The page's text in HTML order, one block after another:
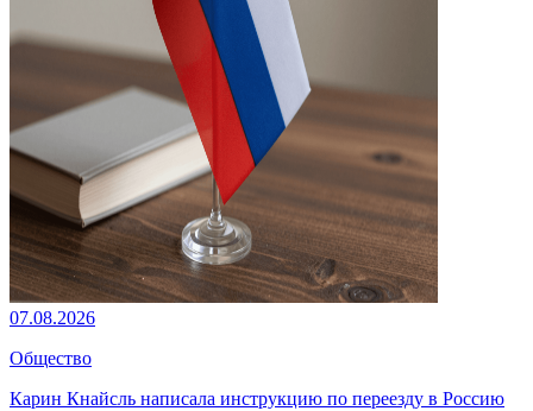
07.08.2026
Общество
Карин Кнайсль написала инструкцию по переезду в Россию